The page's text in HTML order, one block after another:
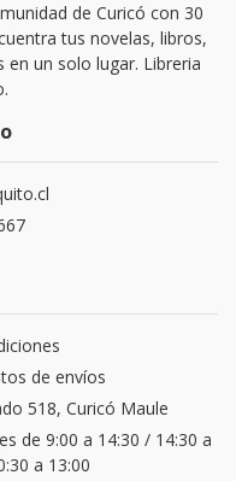
de Curicó con 30
tus novelas, libros,
un solo lugar. Libreria
de envíos
518, Curicó Maule
de 9:00 a 14:30 / 14:30 a
a 13:00